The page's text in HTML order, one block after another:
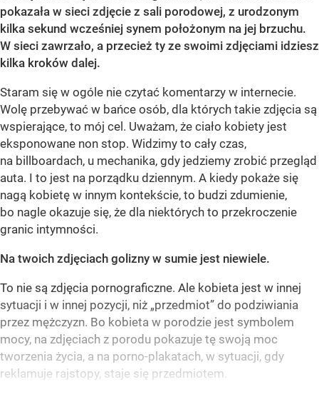
pokazała w sieci zdjęcie z sali porodowej, z urodzonym
kilka sekund wcześniej synem położonym na jej brzuchu.
W sieci zawrzało, a przecież ty ze swoimi zdjęciami idziesz
kilka kroków dalej.
Staram się w ogóle nie czytać komentarzy w internecie.
Wolę przebywać w bańce osób, dla których takie zdjęcia są
wspierające, to mój cel. Uważam, że ciało kobiety jest
eksponowane non stop. Widzimy to cały czas,
na billboardach, u mechanika, gdy jedziemy zrobić przegląd
auta. I to jest na porządku dziennym. A kiedy pokaże się
nagą kobietę w innym kontekście, to budzi zdumienie,
bo nagle okazuje się, że dla niektórych to przekroczenie
granic intymności.
Na twoich zdjęciach golizny w sumie jest niewiele.
To nie są zdjęcia pornograficzne. Ale kobieta jest w innej
sytuacji i w innej pozycji, niż „przedmiot” do podziwiania
przez mężczyzn. Bo kobieta w porodzie jest symbolem
mocy, na zdjęciach z porodu pokazuje tę swoją moc
tworzenia życia, a na porno-plakatach, w sytuacji, gdy
reklamuje rajstopy, staje się przedmiotem.